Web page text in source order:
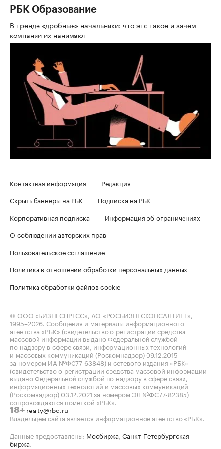
РБК Образование
В тренде «дробные» начальники: что это такое и зачем
компании их нанимают
Контактная информация
Редакция
Скрыть баннеры на РБК
Подписка на РБК
Корпоративная подписка
Информация об ограничениях
О соблюдении авторских прав
Пользовательское соглашение
Политика в отношении обработки персональных данных
Политика обработки файлов cookie
© ООО «БИЗНЕСПРЕСС», АО «РОСБИЗНЕСКОНСАЛТИНГ»,
1995–2026 . Сообщения и материалы информационного
агентства «РБК» (свидетельство о регистрации средства
массовой информации выдано Федеральной службой
по надзору в сфере связи, информационных технологий
и массовых коммуникаций (Роскомнадзор) 09.12.2015
за номером ИА №ФС77-63848) и сетевого издания «РБК»
(свидетельство о регистрации средства массовой информации
выдано Федеральной службой по надзору в сфере связи,
информационных технологий и массовых коммуникаций
(Роскомнадзор) 03.12.2021 за номером ЭЛ №ФС77-82385)
сопровождаются пометкой «РБК».
18+ realty@rbc.ru
Владельцем сайта является информационное агентство «РБК».
Данные предоставлены: Мосбиржа Санкт-Петербургская
биржа